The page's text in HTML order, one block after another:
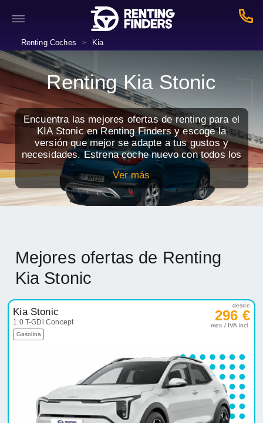
Renting Coches > Kia
Renting Kia Stonic
Encuentra las mejores ofertas de renting para el
KIA Stonic en Renting Finders y escoge la
versión que mejor se adapte a tus gustos y
necesidades. Estrena coche nuevo con todos los
servicios incluidos por una cuota mensual.
Ver más
Mejores ofertas de Renting
Kia Stonic
Kia Stonic
1.0 T-GDi Concept
Gasolina
desde
296 €
mes / IVA incl.